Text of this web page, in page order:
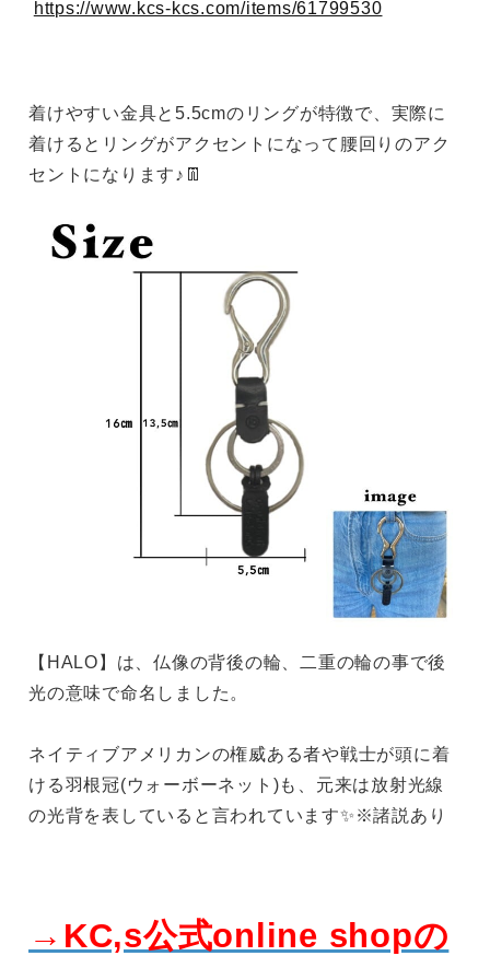
https://www.kcs-kcs.com/items/61799530
着けやすい金具と5.5cmのリングが特徴で、実際に
着けるとリングがアクセントになって腰回りのアク
セントになります♪👖
【HALO】は、仏像の背後の輪、二重の輪の事で後
光の意味で命名しました。
ネイティブアメリカンの権威ある者や戦士が頭に着
ける羽根冠(ウォーボーネット)も、元来は放射光線
の光背を表していると言われています✨※諸説あり
→KC,s公式online shopの